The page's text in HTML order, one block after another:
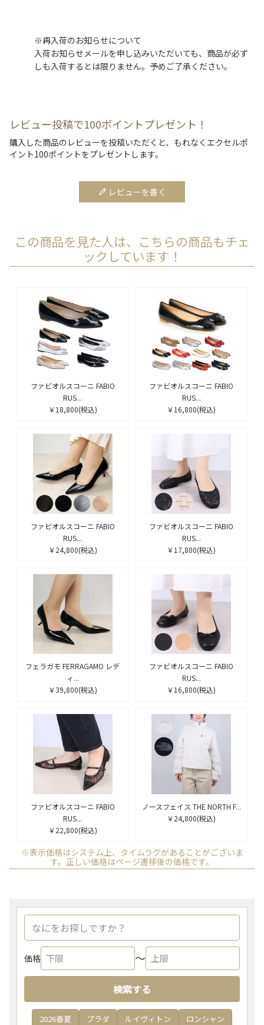
※再入荷のお知らせについて
入荷お知らせメールを申し込みいただいても、商品が必ず
しも入荷するとは限りません。予めご了承ください。
レビュー投稿で100ポイントプレゼント！
購入した商品のレビューを投稿いただくと、もれなくエクセルポ
イント100ポイントをプレゼントします。
レビューを書く
この商品を見た人は、こちらの商品もチェ
ックしています！
ファビオルスコーニ FABIO
RUS...
￥18,800(税込)
ファビオルスコーニ FABIO
RUS...
￥16,800(税込)
ファビオルスコーニ FABIO
RUS...
￥24,800(税込)
ファビオルスコーニ FABIO
RUS...
￥17,800(税込)
フェラガモ FERRAGAMO レデ
ィ...
￥39,800(税込)
ファビオルスコーニ FABIO
RUS...
￥16,800(税込)
ファビオルスコーニ FABIO
RUS...
￥22,800(税込)
ノースフェイス THE NORTH F...
￥24,800(税込)
※表示価格はシステム上、タイムラグがあることがございま
す。正しい価格はページ遷移後の価格です。
価格 〜
検索する
2026春夏 プラダ ルイヴィトン
ロンシャン